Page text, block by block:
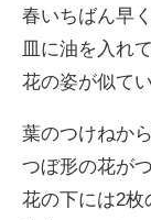
春いちばん早
皿に油を入れ
花の姿が似て
葉のつけねか
つぼ形の花がつ
花の下には2枚